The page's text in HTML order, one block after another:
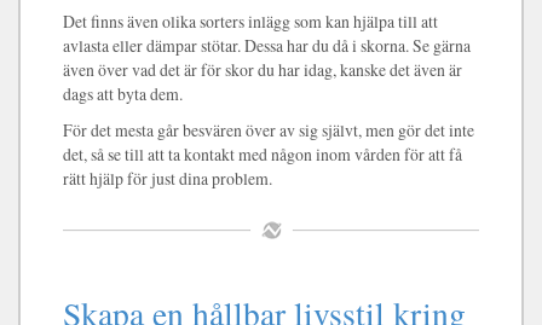
Det finns även olika sorters inlägg som kan hjälpa till att
avlasta eller dämpar stötar. Dessa har du då i skorna. Se gärna
även över vad det är för skor du har idag, kanske det även är
dags att byta dem.
För det mesta går besvären över av sig självt, men gör det inte
det, så se till att ta kontakt med någon inom vården för att få
rätt hjälp för just dina problem.
Skapa en hållbar livsstil kring